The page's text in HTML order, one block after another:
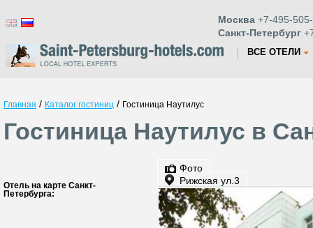
Москва +7-495-
Санкт-Петербург
ВСЕ ОТЕЛИ
Главная / Каталог гостиниц / Гостиница Наутилус
Гостиница Наутилус в
Отель на карте Санкт-
Петербурга:
Фото
Рижская ул.3